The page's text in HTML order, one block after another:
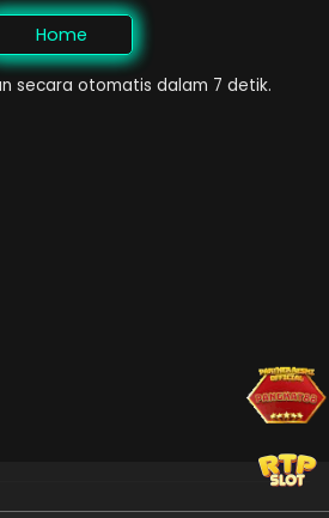
Home
secara otomatis dalam 7 detik.